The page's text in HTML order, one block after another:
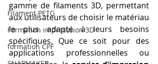
Filament PETG
Formation impresssion 3D
formation CPF
gamme de filaments 3D, permettant
aux utilisateurs de choisir le matériau
le plus adapté à leurs besoins
spécifiques. Que ce soit pour des
applications professionnelles ou